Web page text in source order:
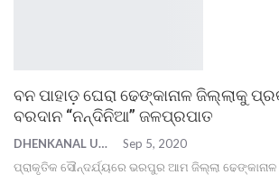
ବନ ପାହାଡ଼ ଘେରା ଢେଙ୍କାନାଳ ଜିଲ୍ଲାକୁ
ବରଦାନ “ନନ୍ଦିନିଆ” ଜଳପ୍ରପାତ
DHENKANAL UPDATE Sep 5, 2020
ପ୍ରାକୃତିକ ସୌନ୍ଦର୍ଯ୍ୟରେ ଭରପୁର ଆମ ଜିଲ୍ଲା